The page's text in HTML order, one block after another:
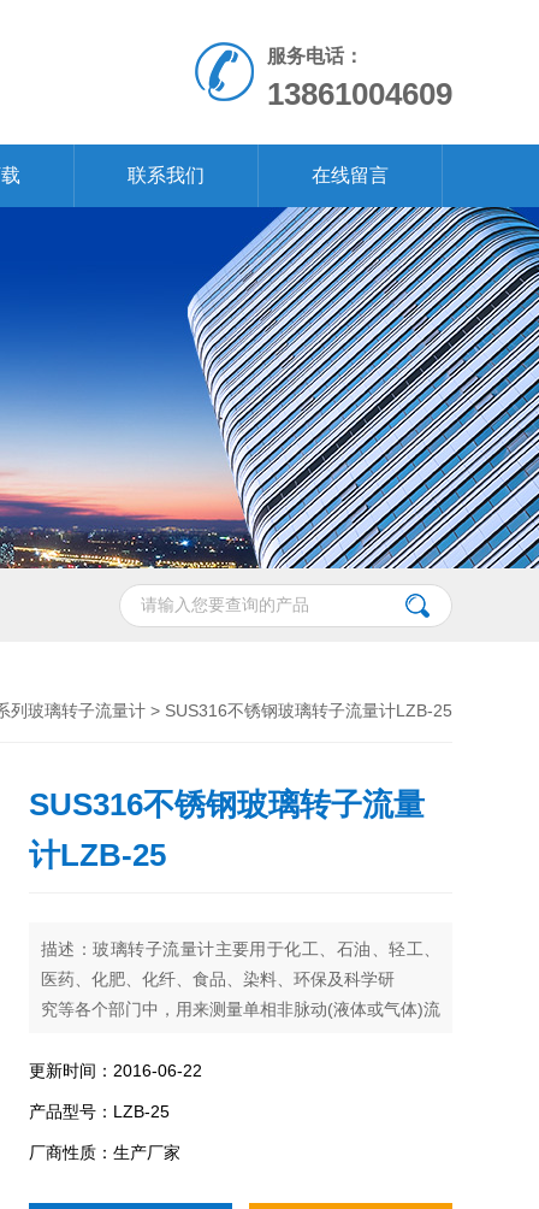
服务电话：
13861004609
联系我们 在线留言
列玻璃转子流量计 > SUS316不锈钢玻璃转子流量计LZB-25
SUS316不锈钢玻璃转子流量
计LZB-25
描述：玻璃转子流量计主要用于化工、石油、轻工、
医药、化肥、化纤、食品、染料、环保及科学研
究等各个部门中，用来测量单相非脉动(液体或气体)流
性液体、气体介质流量的检测，例如强酸(*除外)、强
碱、氧化剂、强氧化性酸、有机溶剂和其它具有腐蚀
更新时间：2016-06-22
产品型号：LZB-25
厂商性质：生产厂家